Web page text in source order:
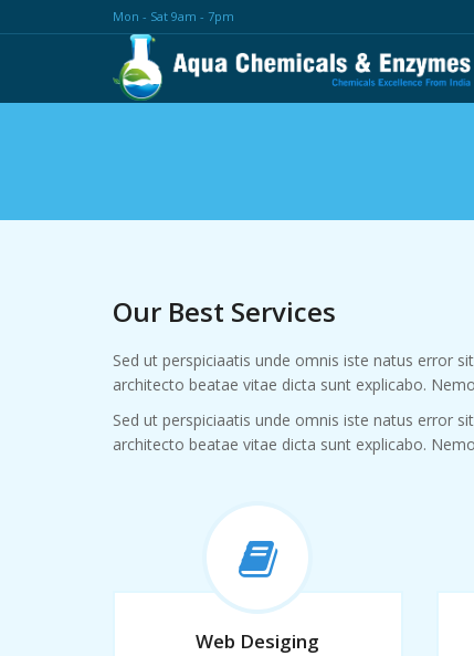
Mon - Sat 9am - 7pm
Our Best Services
Sed ut perspiciaatis unde omnis iste natus error
architecto beatae vitae dicta sunt explicabo.
Sed ut perspiciaatis unde omnis iste natus error
architecto beatae vitae dicta sunt explicabo.
Web Desiging